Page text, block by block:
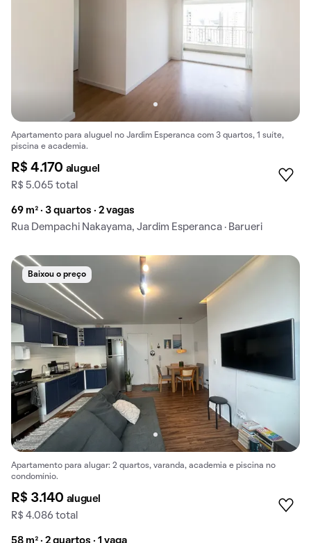
Apartamento para aluguel no Jardim Esperanca com 3 quartos, 1 suíte,
piscina e academia.
R$ 4.170 aluguel
R$ 5.065 total
69 m² · 3 quartos · 2 vagas
Rua Dempachi Nakayama, Jardim Esperanca · Barueri
Baixou o preço
Apartamento para alugar: 2 quartos, varanda, academia e piscina no
condomínio.
R$ 3.140 aluguel
R$ 4.086 total
58 m² · 2 quartos · 1 vaga